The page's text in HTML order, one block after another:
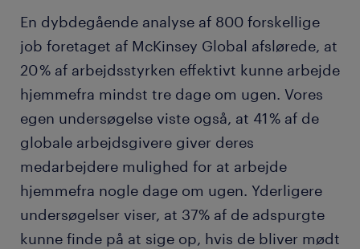
En dybdegående analyse af 800 forskellige
job foretaget af McKinsey Global afslørede, at
20 % af arbejdsstyrken effektivt kunne arbejde
hjemmefra mindst tre dage om ugen. Vores
egen undersøgelse viste også, at 41 % af de
globale arbejdsgivere giver deres
medarbejdere mulighed for at arbejde
hjemmefra nogle dage om ugen. Yderligere
undersøgelser viser, at 37% af de adspurgte
kunne finde på at sige op, hvis de bliver mødt